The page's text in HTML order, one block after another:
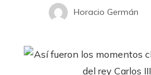
Horacio Germán